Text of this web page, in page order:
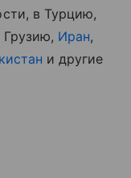
в Турцию,
Грузию, Иран,
и другие